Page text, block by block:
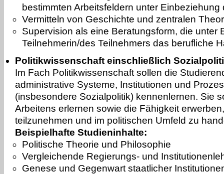
bestimmten Arbeitsfeldern unter
Vermitteln von Geschichte und zentralen
Supervision als eine Beratungsform, die unter
Teilnehmerin/des Teilnehmers das berufliche
Politikwissenschaft einschließlich
Im Fach Politikwissenschaft sollen die
administrative Systeme, Institutionen und
(insbesondere Sozialpolitik) kennenlernen. Sie
Arbeitens erlernen sowie die Fähigkeit
teilzunehmen und im politischen Umfeld zu
Beispielhafte Studieninhalte:
Politische Theorie und Philosophie
Vergleichende Regierungs- und
Genese und Gegenwart staatlicher